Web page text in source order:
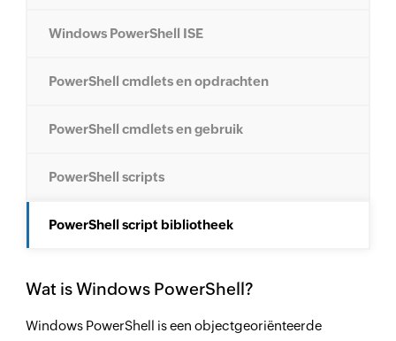
Windows PowerShell ISE
PowerShell cmdlets en opdrachten
PowerShell cmdlets en gebruik
PowerShell scripts
PowerShell script bibliotheek
Wat is Windows PowerShell?
Windows PowerShell is een objectgeoriënteerde